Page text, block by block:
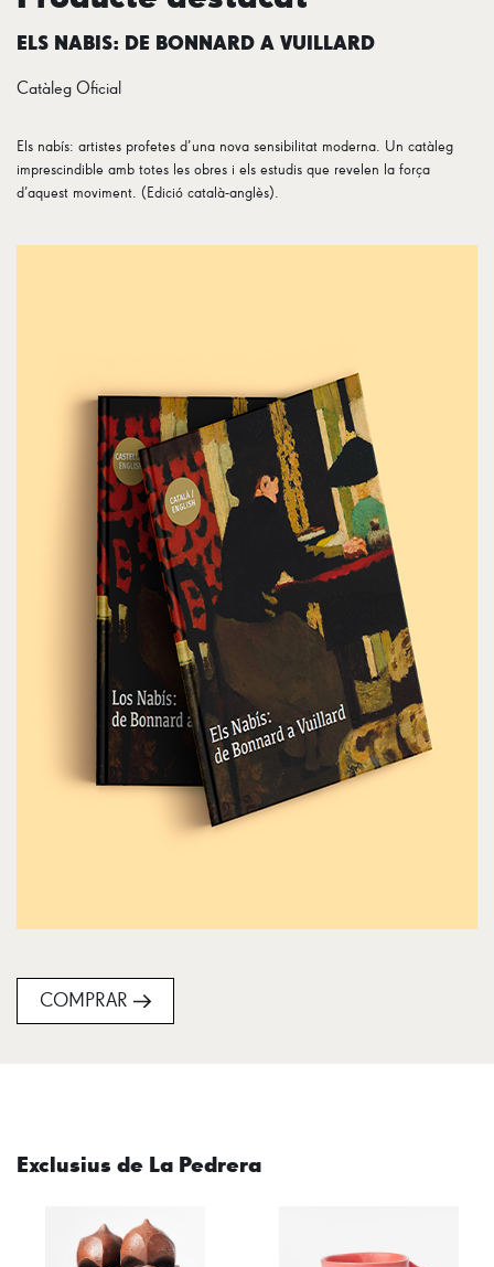
ELS NABIS: DE BONNARD A VUILLARD
Catàleg Oficial
Els nabís: artistes profetes d’una nova sensibilitat moderna. Un catàleg
imprescindible amb totes les obres i els estudis que revelen la força
d’aquest moviment. (Edició català-anglès).
COMPRAR
Exclusius de La Pedrera